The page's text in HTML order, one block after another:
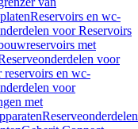
Reservoirs en wc-
voor Reservoirs
met
voor
reservoirs en wc-
voor
met
Reserveonderdelen